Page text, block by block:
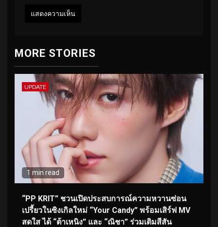
MORE STORIES
UPDATE
1 min read
“PP KRIT” ชวนเปิดประสบการณ์ความหวานซ่อน
เปรี้ยวในซิงเกิลใหม่ “Your Candy” พร้อมเสิร์ฟ MV
สดใส ได้ “ต้าเหนิง” และ “ณิชา” ร่วมเติมสีสัน